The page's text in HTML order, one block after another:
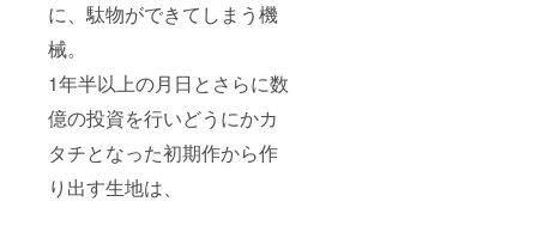
に、駄物ができてしまう機
械。
1年半以上の月日とさらに数
億の投資を行いどうにかカ
タチとなった初期作から作
り出す生地は、